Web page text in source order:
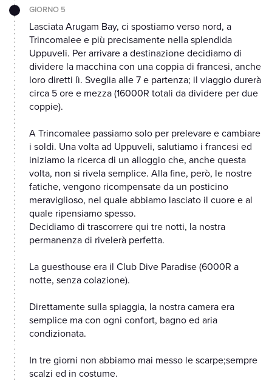
GIORNO 5
Lasciata Arugam Bay, ci spostiamo verso nord, a
Trincomalee e più precisamente nella splendida
Uppuveli. Per arrivare a destinazione decidiamo di
dividere la macchina con una coppia di francesi, anche
loro diretti lì. Sveglia alle 7 e partenza; il viaggio durerà
circa 5 ore e mezza (16000R totali da dividere per due
coppie).
A Trincomalee passiamo solo per prelevare e cambiare
i soldi. Una volta ad Uppuveli, salutiamo i francesi ed
iniziamo la ricerca di un alloggio che, anche questa
volta, non si rivela semplice. Alla fine, però, le nostre
fatiche, vengono ricompensate da un posticino
meraviglioso, nel quale abbiamo lasciato il cuore e al
quale ripensiamo spesso.
Decidiamo di trascorrere qui tre notti, la nostra
permanenza di rivelerà perfetta.
La guesthouse era il Club Dive Paradise (6000R a
notte, senza colazione).
Direttamente sulla spiaggia, la nostra camera era
semplice ma con ogni confort, bagno ed aria
condizionata.
In tre giorni non abbiamo mai messo le scarpe;sempre
scalzi ed in costume.